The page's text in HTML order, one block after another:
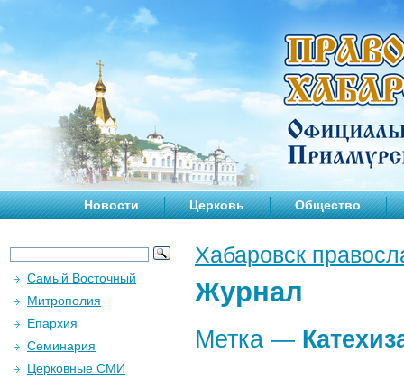
Новости Церковь Общество
Хабаровск
Журнал
Метка —
Самый Восточный
Митрополия
Епархия
Семинария
Церковные СМИ